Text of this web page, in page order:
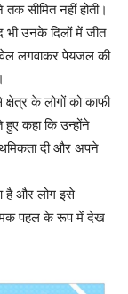
सीमित नहीं होती।
भी उनके दिलों में जीत
लगवाकर पेयजल की
के लोगों को काफी
कहा कि उन्होंने
दी और अपने
है और लोग इसे
पहल के रूप में देख